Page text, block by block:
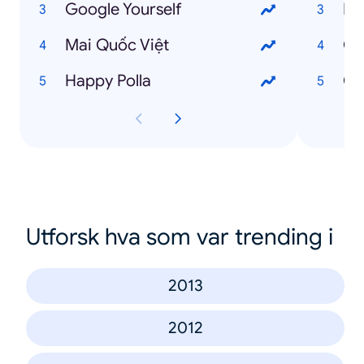
Google Yourself
Mai Quốc Việt
Happy Polla
Utforsk hva som var trending i
2013
2012